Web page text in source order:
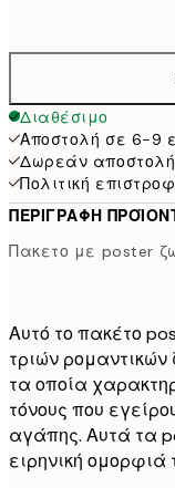
Διαθέσιμο
Αποστολή σε 6-9
Δωρεάν
Πολιτική
ΠΕΡΙΓΡΑΦΉ
Πακετο με poster
Αυτό το πακέτο
τριών
τα οποία
τόνους που
αγάπης. Αυτά τα
ειρηνική ομορφιά